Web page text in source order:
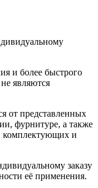
и более быстрого
являются
от представленных
фурнитуре, а также
комплектующих и
заказу
её применения.